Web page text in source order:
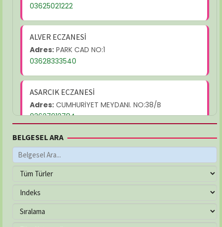
03625021222
ALVER ECZANESİ
Adres: PARK CAD NO:1
03628333540
ASARCIK ECZANESİ
Adres: CUMHURİYET MEYDANI. NO:38/B
03627912784
AYŞEGÜL ECZANESİ
Adres:MEVLANA MAH. YUKARIBAKIRPINARI SOK.
NO:21/C
ÇAKIRLAR ECZANESİ
BELGESEL ARA